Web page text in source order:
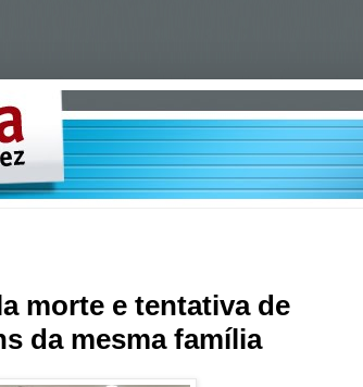
morte e tentativa de
da mesma família